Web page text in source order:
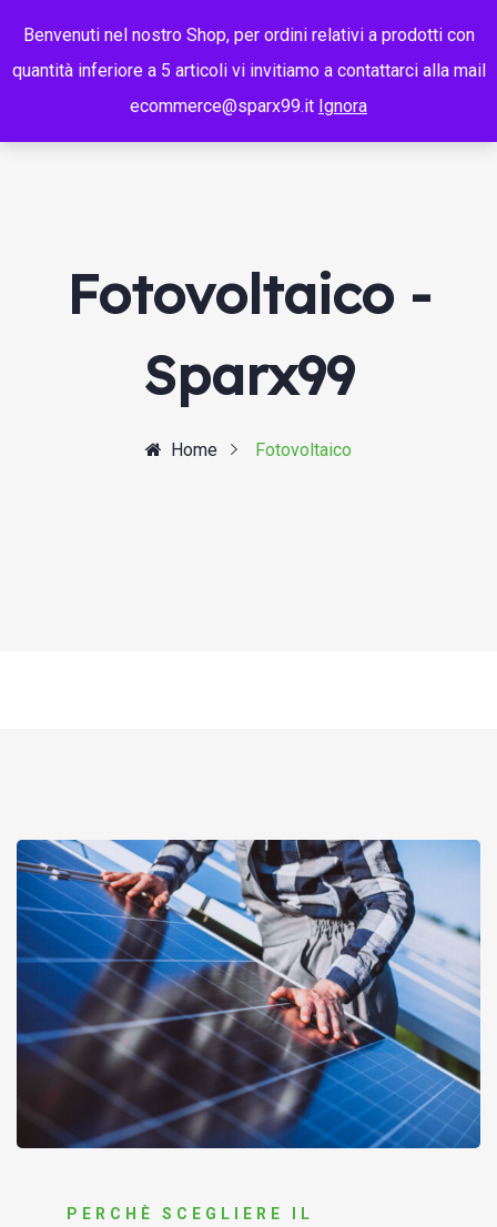
Fotovoltaico -
Sparx99
Home Fotovoltaico
PERCHÈ SCEGLIERE IL
Benvenuti nel nostro Shop, per ordini relativi a prodotti con
quantità inferiore a 5 articoli vi invitiamo a contattarci alla mail
ecommerce@sparx99.it Ignora